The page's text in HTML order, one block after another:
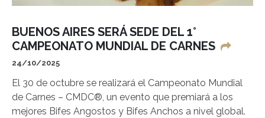
BUENOS AIRES SERÁ SEDE DEL 1°
CAMPEONATO MUNDIAL DE CARNES
24/10/2025
El 30 de octubre se realizará el Campeonato Mundial
de Carnes – CMDC®, un evento que premiará a los
mejores Bifes Angostos y Bifes Anchos a nivel global.